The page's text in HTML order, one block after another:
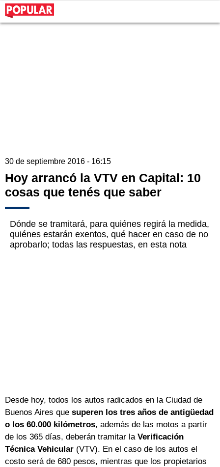
30 de septiembre 2016 - 16:15
Hoy arrancó la VTV en Capital: 10
cosas que tenés que saber
Dónde se tramitará, para quiénes regirá la medida,
quiénes estarán exentos, qué hacer en caso de no
aprobarlo; todas las respuestas, en esta nota
Desde hoy, todos los autos radicados en la Ciudad de
Buenos Aires que superen los tres años de antigüedad
o los 60.000 kilómetros, además de las motos a partir
de los 365 días, deberán tramitar laVerificación
Técnica Vehicular (VTV). En el caso de los autos el
costo será de 680 pesos, mientras que los propietarios